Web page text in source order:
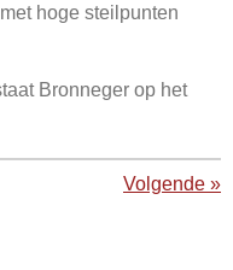
hoge steilpunten
Bronneger op het
Volgende »